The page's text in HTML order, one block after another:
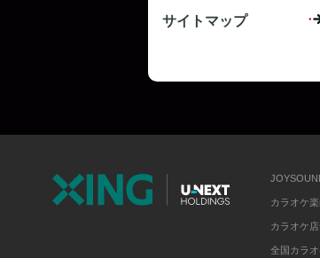
サイトマップ
カラオケ
カラオケ
全国カラ